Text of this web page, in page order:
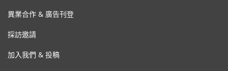
異業合作 & 廣告刊登
採訪邀請
加入我們 & 投稿